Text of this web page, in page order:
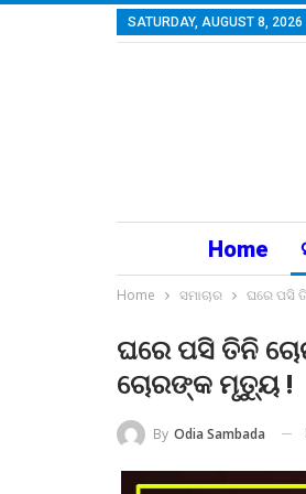
SATURDAY, AUGUST 8, 2026
Home
Home ସମାଚାର ଘରେ ପସି
ଘରେ ପସି ତିନି
ଚୋରଙ୍କ ମୃତ୍ୟୁ !
By Odia Sambada